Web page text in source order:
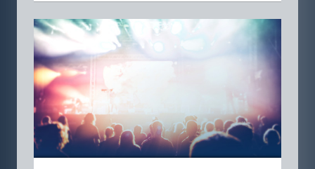
Da soll­test du dabei sein – oder zu­mindest
so tun als ob. Die wir­klich coolen Events, die
du dir heute schon in den Kalen­der ein­tragen
soll­test.